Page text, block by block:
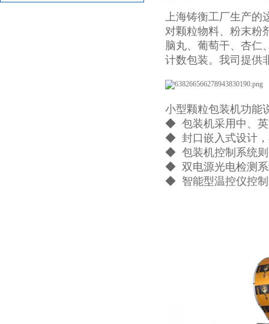
上海铸衡工厂生产的
对颗粒物料、粉末粉
脑丸、葡萄干、杏仁
计数包装。我司提供
小型颗粒包装机功能
◆ 包装机采用中、英
◆ 封口嵌入式设计，
◆ 包装机控制系统则
◆ 双电源光电检测系
◆ 智能型温控仪控制